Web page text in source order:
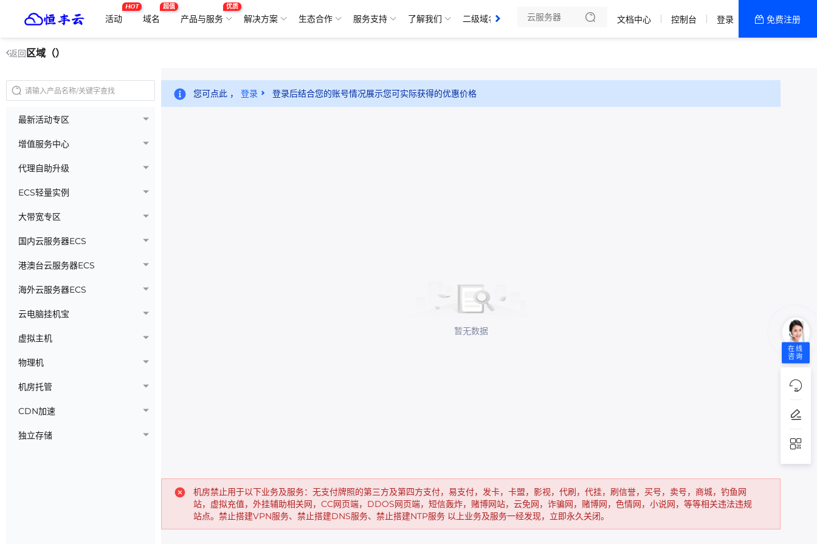
活动
HOT
域名
超值
产品与服务
优质
解决方案 生态合作 服务支持 了解我们 二级域名 备案管理 文档中心 控制台 登录 免费注册
返回 区域（）
最新活动专区
增值服务中心
代理自助升级
ECS轻量实例
大带宽专区
国内云服务器ECS
港澳台云服务器ECS
海外云服务器ECS
云电脑挂机宝
虚拟主机
物理机
机房托管
CDN加速
独立存储
您可点此 ， 登录 登录后结合您的账号情况展示您可实际获得的优惠价格
暂无数据
机房禁止用于以下业务及服务：无支付牌照的第三方及第四方支付，易支付，发卡，卡盟，影视，代刷，代挂，刷信誉，买号，卖号，商城，钓鱼网
站，虚拟充值，外挂辅助相关网，CC网页端，DDOS网页端，短信轰炸，赌博网站，云免网，诈骗网，赌博网，色情网，小说网，等等相关违法违规
站点。禁止搭建VPN服务、禁止搭建DNS服务、禁止搭建NTP服务 以上业务及服务一经发现，立即永久关闭。
在线
咨询